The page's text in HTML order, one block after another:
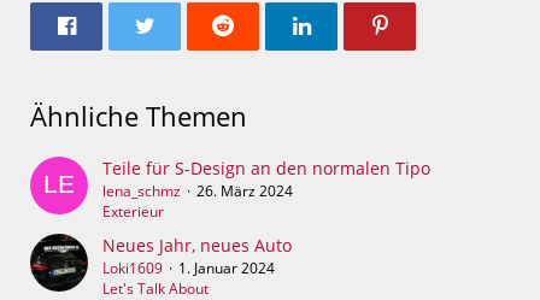
Ähnliche Themen
Teile für S-Design an den normalen Tipo
lena_schmz
26. März 2024
Exterieur
Neues Jahr, neues Auto
Loki1609
1. Januar 2024
Let's Talk About